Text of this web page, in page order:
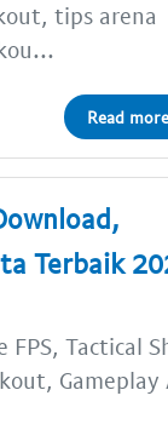
tips arena
Read
Terbaik
FPS, Tactical
Gameplay